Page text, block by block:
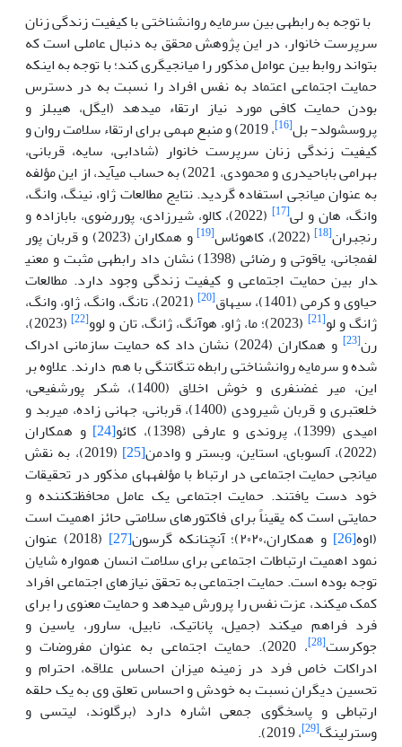
با توجه به رابطهی بین سرمایه روانشناختی با کیفیت زندگی زنان
سرپرست خانوار، در این پژوهش محقق به دنبال عاملی است که
بتواند روابط بین عوامل مذکور را میانجیگری کند؛ با توجه به اینکه
حمایت اجتماعی اعتماد به نفس افراد را نسبت به در دسترس
بودن حمایت کافی مورد نیاز ارتقاء می­دهد (ایگل، هیبلز و
پروسشولد- بل[16]
، 2019) و منبع مهمی برای ارتقاء سلامت روان و
کیفیت زندگی زنان سرپرست خانوار (شادابی، سایه، قربانی،
بهرامی باباحیدری و محمودی، 2021) به حساب می
آید، از این مؤلفه
به عنوان میانجی استفاده گردید. نتایج مطالعات ژاو، نینگ، وانگ،
وانگ، هان و لی[17]
(2022)، کالو، شیرزادی، پوررضوی، بابازاده و
رنجبران[18] (2022)، کاهوئاس [19]
و همکاران (2023) و قربان پور
لفمجانی، یاقوتی و رضائی (1398) نشان داد رابطه
ی مثبت و معنی
دار بین حمایت اجتماعی و کیفیت زندگی وجود دارد. مطالعات
حیاوی و کرمی (1401)، سیهاق
[20]
(2021)، تانگ، وانگ، ژاو، وانگ،
ژانگ و لو[21] (2023)؛ ما، ژاو، هوآنگ، ژانگ، تان و لوو [22]
(2023)،
رن[23]
و همکاران (2024) نشان داد که حمایت سازمانی ادراک
شده و سرمایه روانشناختی رابطه تنگاتنگی با هم دارند. علاوه بر
این، میر غضنفری و خوش اخلاق (1400)، شکر پورشفیعی،
خلعتبری و قربان شیرودی (1400)، قربانی، جهانی زاده، میربد و
امیدی (1399)، پروندی و عارفی (1398)، کائو
[24]
و همکاران
(2022)،‌ آلسوبای، استاین، وبستر و وادمن
[25]
(2019)، به نقش
میانجی حمایت اجتماعی در ارتباط با مؤلفههای مذکور در تحقیقات
خود دست یافتند. حمایت اجتماعی یک عامل محافظت­کننده و
حمایتی است که یقیناً برای فاکتورهای سلامتی حائز اهمیت است
(اوه[26] و همکاران،٢٠٢٠)؛ آنچنانکه گرسون [27]
(2018) عنوان
نمود اهمیت ارتباطات اجتماعی برای سلامت انسان همواره شایان
توجه بوده است. حمایت اجتماعی به تحقق نیازهای اجتماعی افراد
کمک میکند، عزت نفس را پرورش میدهد و حمایت معنوی را برای
فرد فراهم میکند (جمیل، پاناتیک، نابیل، سارور، یاسین و
جوکرست[28]
، 2020). حمایت اجتماعی به عنوان مفروضات و
ادراکات خاص فرد در زمینه میزان احساس علاقه، احترام و
تحسین دیگران نسبت به خودش و احساس تعلق وی به یک حلقه
ارتباطی و پاسخگوی جمعی اشاره دارد (برگلوند، لیتسی و
وسترلینگ[29]
، 2019).